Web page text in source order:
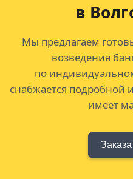
в
Мы предлагаем
возведения
по
снабжается подробной
имеет